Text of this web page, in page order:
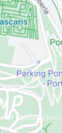
If a building